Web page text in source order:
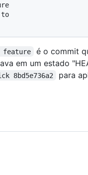
to
feature
é o commit
em um estado
8bd5e736a2
para